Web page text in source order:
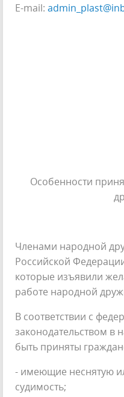
E-mail:
Особенности
Членами народной
Российской
которые изъявили
работе народной
В соответствии с
законодательством в
быть приняты
- имеющие неснятую
судимость;